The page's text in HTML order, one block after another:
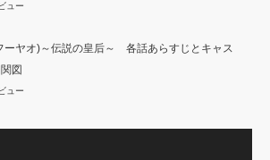
ュー
ーヤオ)～伝説の皇后～ 各話あらすじとキャス
図
ュー